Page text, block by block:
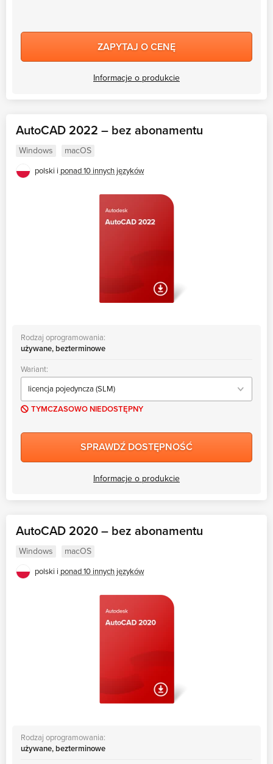
ZAPYTAJ O CENĘ
Informacje o produkcie
AutoCAD 2022 – bez abonamentu
Windows macOS
polski i ponad 10 innych języków
Rodzaj oprogramowania:
używane, bezterminowe
Wariant:
TYMCZASOWO NIEDOSTĘPNY
SPRAWDŹ DOSTĘPNOŚĆ
Informacje o produkcie
AutoCAD 2020 – bez abonamentu
Windows macOS
polski i ponad 10 innych języków
Rodzaj oprogramowania:
używane, bezterminowe